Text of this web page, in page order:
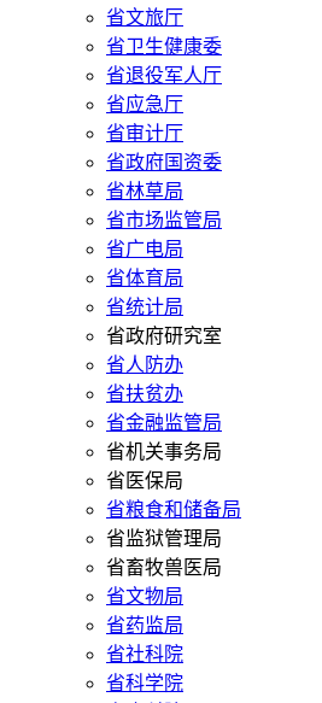
省文旅厅
省卫生健康委
省退役军人厅
省应急厅
省审计厅
省政府国资委
省林草局
省市场监管局
省广电局
省体育局
省统计局
省政府研究室
省人防办
省扶贫办
省金融监管局
省机关事务局
省医保局
省粮食和储备局
省监狱管理局
省畜牧兽医局
省文物局
省药监局
省社科院
省科学院